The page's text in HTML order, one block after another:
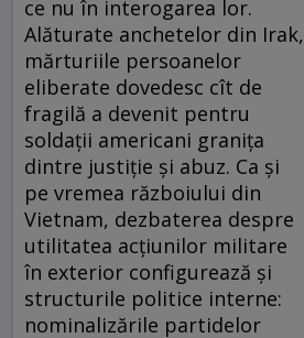
ce nu în interogarea lor.
Alăturate anchetelor din Irak,
mărturiile persoanelor
eliberate dovedesc cît de
fragilă a devenit pentru
soldaţii americani graniţa
dintre justiţie şi abuz. Ca şi
pe vremea războiului din
Vietnam, dezbaterea despre
utilitatea acţiunilor militare
în exterior configurează şi
structurile politice interne:
nominalizările partidelor